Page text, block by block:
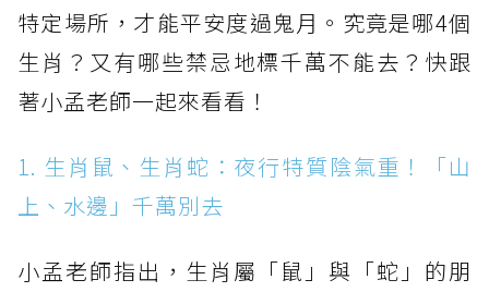
特定場所，才能平安度過鬼月。究竟是哪4個
生肖？又有哪些禁忌地標千萬不能去？快跟
著小孟老師一起來看看！
1. 生肖鼠、生肖蛇：夜行特質陰氣重！「山
上、水邊」千萬別去
小孟老師指出，生肖屬「鼠」與「蛇」的朋